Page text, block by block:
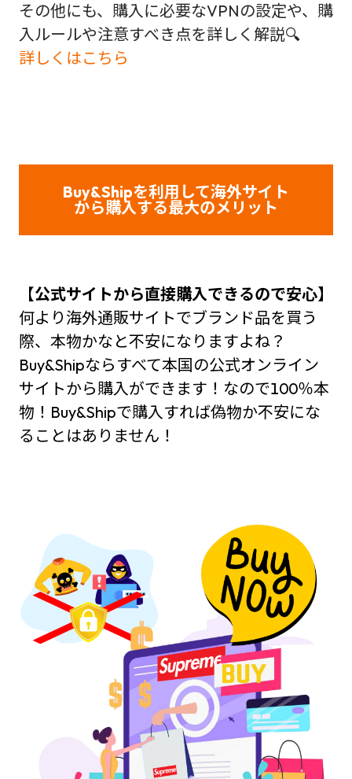
その他にも、購入に必要なVPNの設定や、購
入ルールや注意すべき点を詳しく解説🔍
詳しくはこちら
Buy&Shipを利用して海外サイト
から購入する最大のメリット
【公式サイトから直接購入できるので安心】
何より海外通販サイトでブランド品を買う
際、本物かなと不安になりますよね？
Buy&Shipならすべて本国の公式オンライン
サイトから購入ができます！なので100％本
物！Buy&Shipで購入すれば偽物か不安にな
ることはありません！